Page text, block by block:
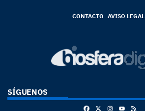
CONTACTO AVISO LEGAL
SÍGUENOS
FacebookInstagram